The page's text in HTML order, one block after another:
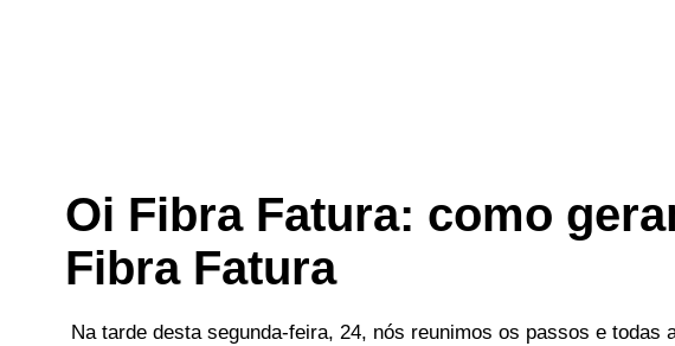
Oi Fibra Fatura: como
Fibra Fatura
Na tarde desta segunda-feira, 24, nós reunimos os passos e